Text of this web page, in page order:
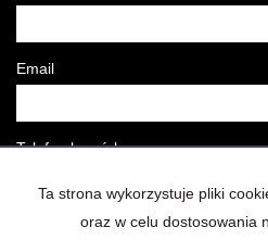
Email
Telefon komórkowy
Security hash
Ta strona wykorzystuje pliki
oraz w celu dostosowania